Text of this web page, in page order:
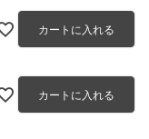
カートに入れる
カートに入れる